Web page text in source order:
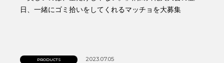
日、一緒にゴミ拾いをしてくれるマッチョを大募集
PRODUCTS 2023.07.05